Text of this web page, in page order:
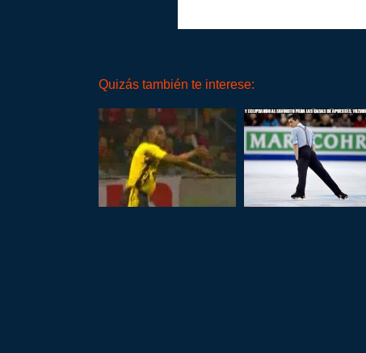
Quizás también te interese: